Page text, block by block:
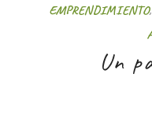
EMPRENDIMIENTO,
Un